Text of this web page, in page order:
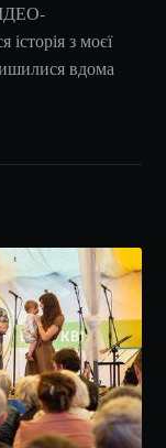
з моєї
вдома